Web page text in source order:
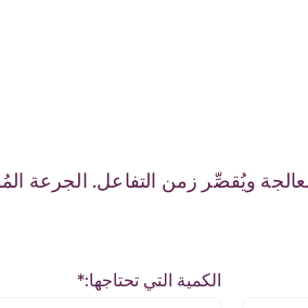
الكمية التي تحتاجها:*